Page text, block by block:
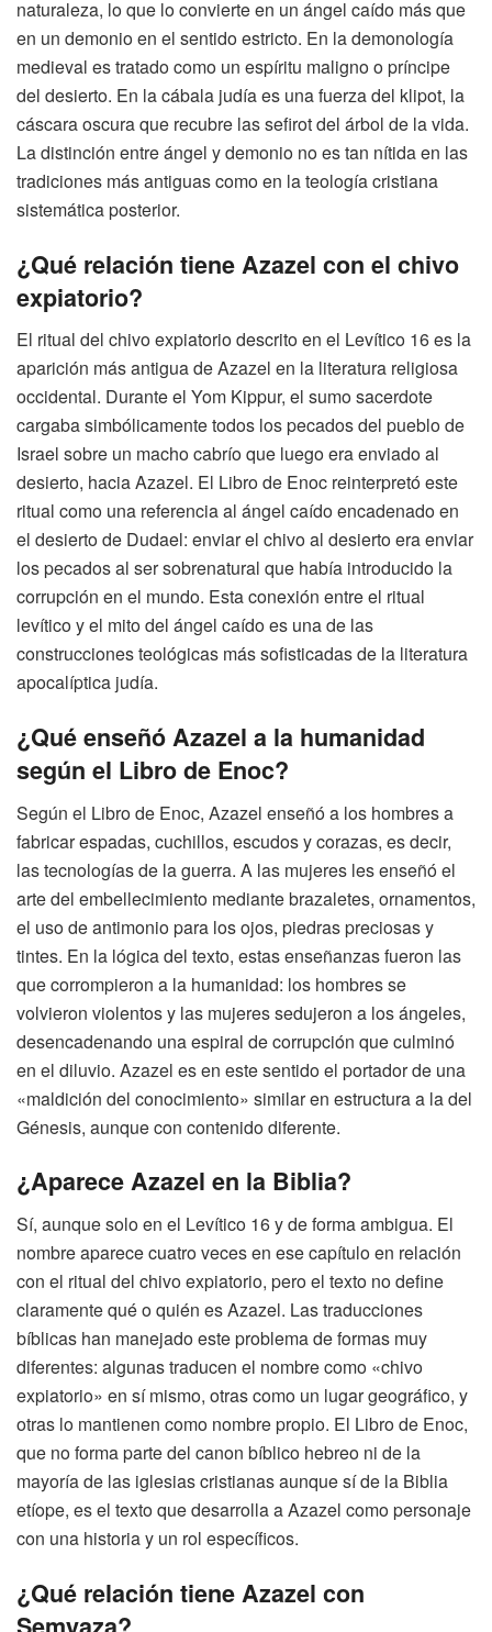
naturaleza, lo que lo convierte en un ángel caído más que
en un demonio en el sentido estricto. En la demonología
medieval es tratado como un espíritu maligno o príncipe
del desierto. En la cábala judía es una fuerza del klipot, la
cáscara oscura que recubre las sefirot del árbol de la vida.
La distinción entre ángel y demonio no es tan nítida en las
tradiciones más antiguas como en la teología cristiana
sistemática posterior.
¿Qué relación tiene Azazel con el chivo
expiatorio?
El ritual del chivo expiatorio descrito en el Levítico 16 es la
aparición más antigua de Azazel en la literatura religiosa
occidental. Durante el Yom Kippur, el sumo sacerdote
cargaba simbólicamente todos los pecados del pueblo de
Israel sobre un macho cabrío que luego era enviado al
desierto, hacia Azazel. El Libro de Enoc reinterpretó este
ritual como una referencia al ángel caído encadenado en
el desierto de Dudael: enviar el chivo al desierto era enviar
los pecados al ser sobrenatural que había introducido la
corrupción en el mundo. Esta conexión entre el ritual
levítico y el mito del ángel caído es una de las
construcciones teológicas más sofisticadas de la literatura
apocalíptica judía.
¿Qué enseñó Azazel a la humanidad
según el Libro de Enoc?
Según el Libro de Enoc, Azazel enseñó a los hombres a
fabricar espadas, cuchillos, escudos y corazas, es decir,
las tecnologías de la guerra. A las mujeres les enseñó el
arte del embellecimiento mediante brazaletes, ornamentos,
el uso de antimonio para los ojos, piedras preciosas y
tintes. En la lógica del texto, estas enseñanzas fueron las
que corrompieron a la humanidad: los hombres se
volvieron violentos y las mujeres sedujeron a los ángeles,
desencadenando una espiral de corrupción que culminó
en el diluvio. Azazel es en este sentido el portador de una
«maldición del conocimiento» similar en estructura a la del
Génesis, aunque con contenido diferente.
¿Aparece Azazel en la Biblia?
Sí, aunque solo en el Levítico 16 y de forma ambigua. El
nombre aparece cuatro veces en ese capítulo en relación
con el ritual del chivo expiatorio, pero el texto no define
claramente qué o quién es Azazel. Las traducciones
bíblicas han manejado este problema de formas muy
diferentes: algunas traducen el nombre como «chivo
expiatorio» en sí mismo, otras como un lugar geográfico, y
otras lo mantienen como nombre propio. El Libro de Enoc,
que no forma parte del canon bíblico hebreo ni de la
mayoría de las iglesias cristianas aunque sí de la Biblia
etíope, es el texto que desarrolla a Azazel como personaje
con una historia y un rol específicos.
¿Qué relación tiene Azazel con